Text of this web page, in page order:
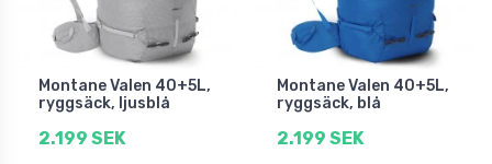
Montane Valen 40+5L,
ryggsäck, ljusblå
2.199 SEK
Montane Valen 40+5L,
ryggsäck, blå
2.199 SEK